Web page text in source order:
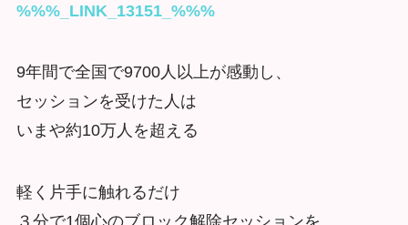
%%%_LINK_13151_%%%
9年間で全国で9700人以上が感動し、
セッションを受けた人は
いまや約10万人を超える
軽く片手に触れるだけ